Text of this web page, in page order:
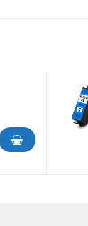
Epson